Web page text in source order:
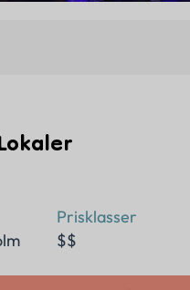
Prisklasser
$$